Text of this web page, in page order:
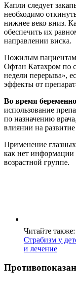
Капли следует
необходимо
нижнее веко вниз.
обеспечить их
направлении виска.
Пожилым пациентам
Офтан Катахром по
недели перерыва»,
эффекты от
Во время
использование
по назначению
влиянии на
Применение глазных
как нет информации
возрастной группе.
Читайте также:
Страбизм у
и лечение